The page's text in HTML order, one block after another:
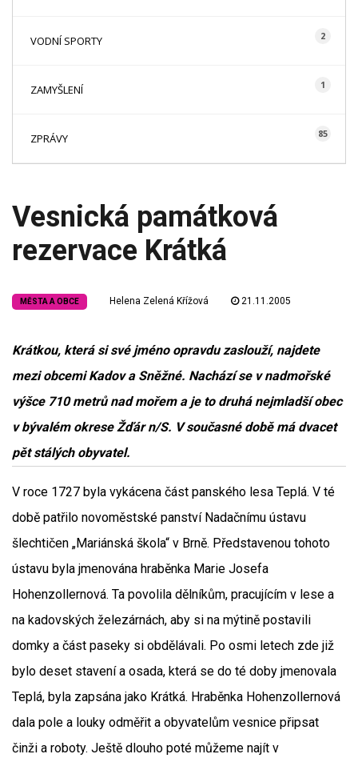
VODNÍ SPORTY 2
ZAMYŠLENÍ 1
ZPRÁVY 85
Vesnická památková
rezervace Krátká
MĚSTA A OBCE Helena Zelená Křížová 21.11.2005
Krátkou, která si své jméno opravdu zaslouží, najdete
mezi obcemi Kadov a Sněžné. Nachází se v nadmořské
výšce 710 metrů nad mořem a je to druhá nejmladší obec
v bývalém okrese Žďár n/S. V současné době má dvacet
pět stálých obyvatel.
V roce 1727 byla vykácena část panského lesa Teplá. V té
době patřilo novoměstské panství Nadačnímu ústavu
šlechtičen „Mariánská škola“ v Brně. Představenou tohoto
ústavu byla jmenována hraběnka Marie Josefa
Hohenzollernová. Ta povolila dělníkům, pracujícím v lese a
na kadovských železárnách, aby si na mýtině postavili
domky a část paseky si obdělávali. Po osmi letech zde již
bylo deset stavení a osada, která se do té doby jmenovala
Teplá, byla zapsána jako Krátká. Hraběnka Hohenzollernová
dala pole a louky odměřit a obyvatelům vesnice připsat
činži a roboty. Ještě dlouho poté můžeme najít v